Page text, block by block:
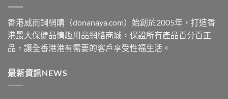
香港威而鋼網購（donanaya.com）始創於2005年，打造香
港最大保健品情趣用品網絡商城，保證所有產品百分百正
品，讓全香港港有需要的客戶享受性福生活。
最新資訊NEWS